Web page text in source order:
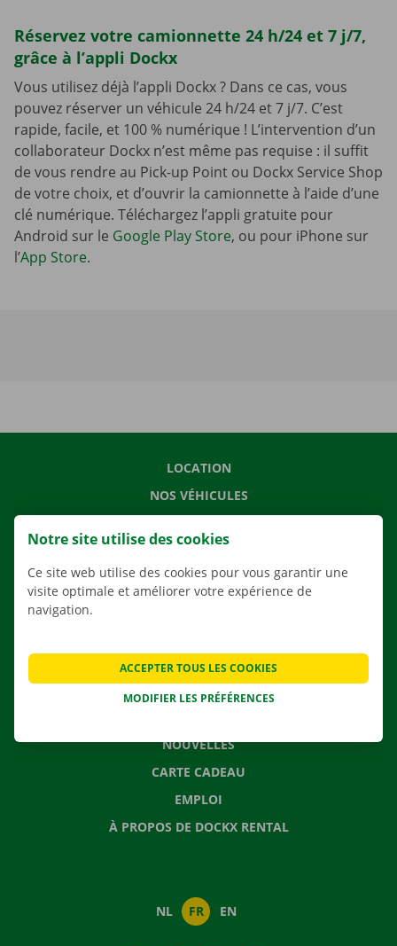
Réservez votre camionnette 24 h/24 et 7 j/7,
grâce à l’appli Dockx
Vous utilisez déjà l’appli Dockx ? Dans ce cas, vous
pouvez réserver un véhicule 24 h/24 et 7 j/7. C’est
rapide, facile, et 100 % numérique ! L’intervention d’un
collaborateur Dockx n’est même pas requise : il suffit
de vous rendre au Pick-up Point ou Dockx Service Shop
de votre choix, et d’ouvrir la camionnette à l’aide d’une
clé numérique. Téléchargez l’appli gratuite pour
Android sur le Google Play Store, ou pour iPhone sur
l’App Store.
LOCATION
NOS VÉHICULES
AGENCES
APPLI
CONTACTEZ NOUS
NOUVELLES
CARTE CADEAU
EMPLOI
À PROPOS DE DOCKX RENTAL
NL FR EN
Notre site utilise des cookies
Ce site web utilise des cookies pour vous garantir une
visite optimale et améliorer votre expérience de
navigation.
MODIFIER LES PRÉFÉRENCES
ACCEPTER TOUS LES COOKIES